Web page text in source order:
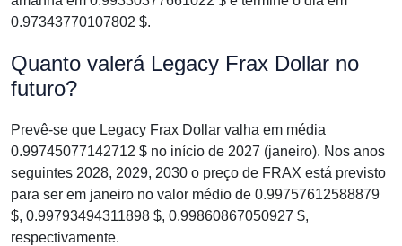
0.97343770107802 $.
Quanto valerá Legacy Frax Dollar no
futuro?
Prevê-se que Legacy Frax Dollar valha em média
0.99745077142712 $ no início de 2027 (janeiro). Nos anos
seguintes 2028, 2029, 2030 o preço de FRAX está previsto
para ser em janeiro no valor médio de 0.99757612588879
$, 0.99793494311898 $, 0.99860867050927 $,
respectivamente.